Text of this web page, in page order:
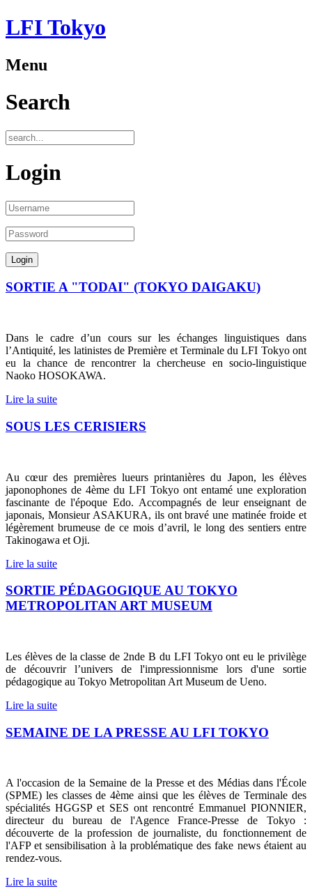
LFI Tokyo
Menu
Search
Login
SORTIE A "TODAI" (TOKYO DAIGAKU)
Dans le cadre d’un cours sur les échanges linguistiques dans
l’Antiquité, les latinistes de Première et Terminale du LFI Tokyo ont
eu la chance de rencontrer la chercheuse en socio-linguistique
Naoko HOSOKAWA.
Lire la suite
SOUS LES CERISIERS
Au cœur des premières lueurs printanières du Japon, les élèves
japonophones de 4ème du LFI Tokyo ont entamé une exploration
fascinante de l'époque Edo. Accompagnés de leur enseignant de
japonais, Monsieur ASAKURA, ils ont bravé une matinée froide et
légèrement brumeuse de ce mois d’avril, le long des sentiers entre
Takinogawa et Oji.
Lire la suite
SORTIE PÉDAGOGIQUE AU TOKYO
METROPOLITAN ART MUSEUM
Les élèves de la classe de 2nde B du LFI Tokyo ont eu le privilège
de découvrir l’univers de l'impressionnisme lors d'une sortie
pédagogique au Tokyo Metropolitan Art Museum de Ueno.
Lire la suite
SEMAINE DE LA PRESSE AU LFI TOKYO
A l'occasion de la Semaine de la Presse et des Médias dans l'École
(SPME) les classes de 4ème ainsi que les élèves de Terminale des
spécialités HGGSP et SES ont rencontré Emmanuel PIONNIER,
directeur du bureau de l'Agence France-Presse de Tokyo :
découverte de la profession de journaliste, du fonctionnement de
l'AFP et sensibilisation à la problématique des fake news étaient au
rendez-vous.
Lire la suite